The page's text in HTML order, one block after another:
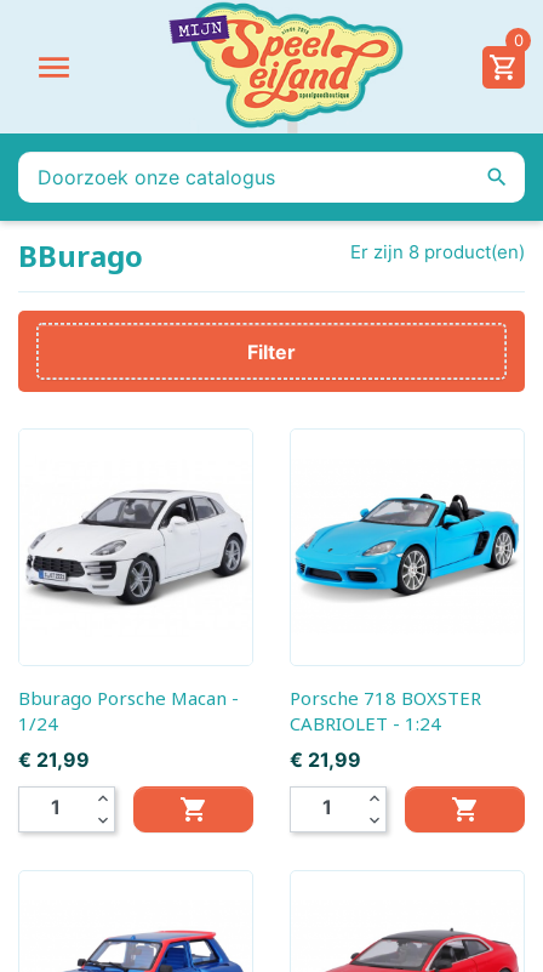

0

BBurago Er zijn 8 product(en)
Filter
Bburago Porsche Macan -
1/24
Prijs
€ 21,99
expand_less
expand_more

Porsche 718 BOXSTER
CABRIOLET - 1:24
Prijs
€ 21,99
expand_less
expand_more
